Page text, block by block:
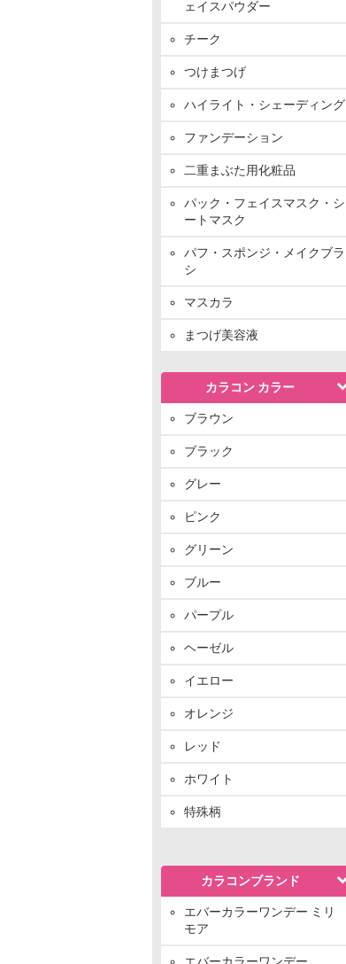
ェイスパウダー
チーク
つけまつげ
ハイライト・シェーディング
ファンデーション
二重まぶた用化粧品
パック・フェイスマスク・シ
ートマスク
パフ・スポンジ・メイクブラ
シ
マスカラ
まつげ美容液
カラコン カラー
ブラウン
ブラック
グレー
ピンク
グリーン
ブルー
パープル
ヘーゼル
イエロー
オレンジ
レッド
ホワイト
特殊柄
カラコンブランド
エバーカラーワンデー ミリ
モア
エバーカラーワンデー